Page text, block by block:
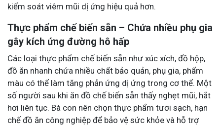
kiểm soát viêm mũi dị ứng hiệu quả hơn.
Thực phẩm chế biến sẵn – Chứa nhiều phụ gia
gây kích ứng đường hô hấp
Các loại thực phẩm chế biến sẵn như xúc xích, đồ hộp,
đồ ăn nhanh chứa nhiều chất bảo quản, phụ gia, phẩm
màu có thể làm tăng phản ứng dị ứng trong cơ thể. Một
số người sau khi ăn đồ chế biến sẵn thấy nghẹt mũi, hắt
hơi liên tục. Bà con nên chọn thực phẩm tươi sạch, hạn
chế đồ ăn công nghiệp để bảo vệ sức khỏe và hỗ trợ